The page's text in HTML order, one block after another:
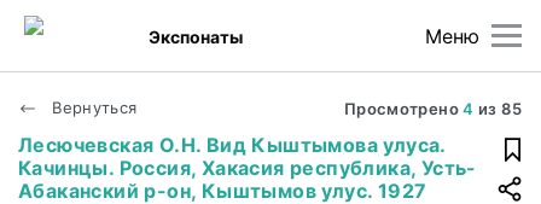
Меню
Экспонаты
Вернуться Просмотрено4 из85
Лесючевская О.Н. Вид Кыштымова улуса.
Качинцы. Россия, Хакасия республика, Усть-
Абаканский р-он, Кыштымов улус. 1927